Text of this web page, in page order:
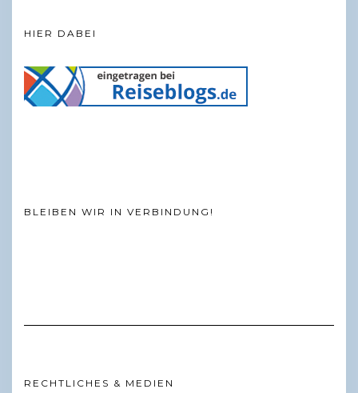
HIER DABEI
BLEIBEN WIR IN VERBINDUNG!
RECHTLICHES & MEDIEN